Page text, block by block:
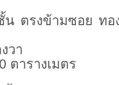
น ตรงข้ามซอย ทอ
วา
ตารางเมตร